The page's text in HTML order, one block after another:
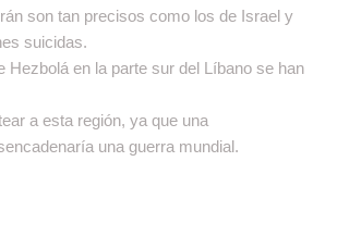
son tan precisos como los de Israel y
suicidas.
Hezbolá en la parte sur del Líbano se han
a esta región, ya que una
una guerra mundial.